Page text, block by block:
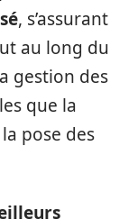
, s’assurant
au long du
gestion des
que la
pose des